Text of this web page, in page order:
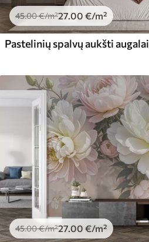
45.00€/m²27 .00 €/m²
Pastelinių spalvų aukšti augalai
45.00€/m²27.00 €/m²